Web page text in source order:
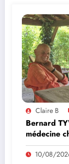
Claire B
Bernard
médecine
corps
10/08/